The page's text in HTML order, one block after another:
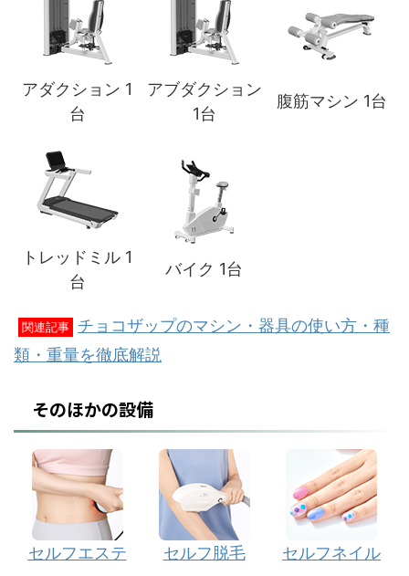
アダクション 1
台
アブダクション
1台
腹筋マシン 1台
トレッドミル 1
台
バイク 1台
関連記事
チョコザップのマシン・器具の使い方・種
類・重量を徹底解説
そのほかの設備
セルフエステ セルフ脱毛 セルフネイル